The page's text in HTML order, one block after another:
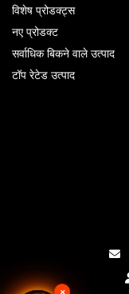
विशेष प्रोडक्ट्स
नए प्रोडक्ट
सर्वाधिक बिकने वाले उत्पाद
टॉप रेटेड उत्पाद